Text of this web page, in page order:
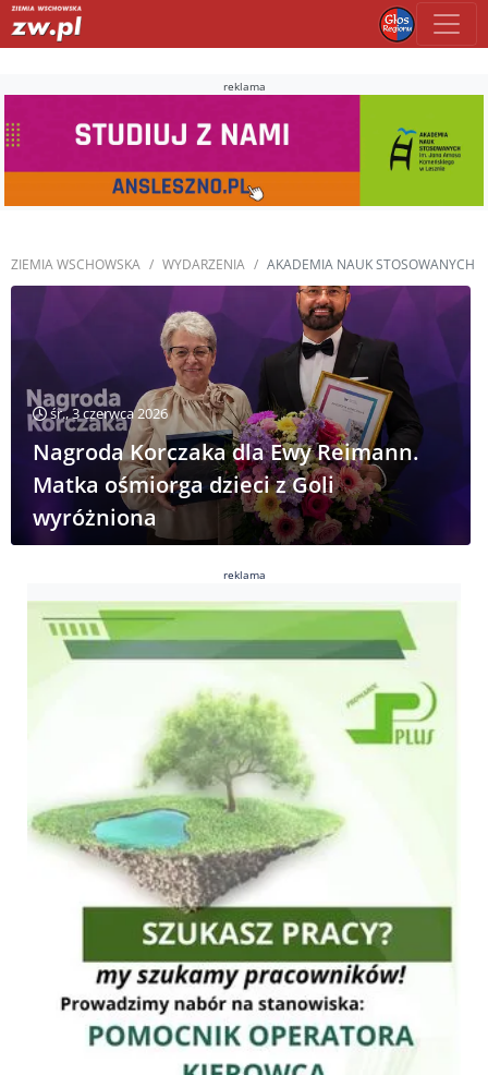
reklama
ZIEMIA WSCHOWSKA WYDARZENIA AKADEMIA NAUK STOSOWANYCH
śr., 3 czerwca 2026
Nagroda Korczaka dla Ewy Reimann.
Matka ośmiorga dzieci z Goli
wyróżniona
reklama